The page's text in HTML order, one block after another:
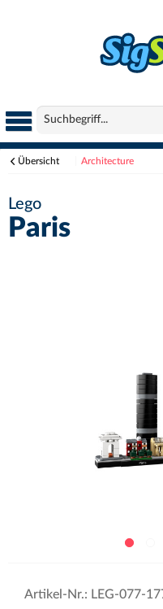
Übersicht Architecture
Lego
Paris
Artikel-Nr.: LEG-077-